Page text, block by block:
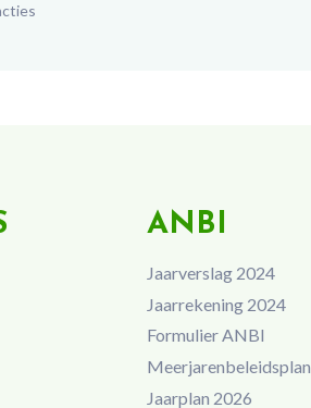
ANBI
Jaarverslag 2024
Jaarrekening 2024
Formulier ANBI
Meerjarenbeleidsplan
Jaarplan 2026